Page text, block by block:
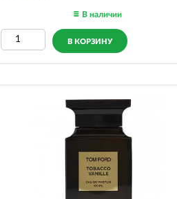
В наличии
В КОРЗИНУ